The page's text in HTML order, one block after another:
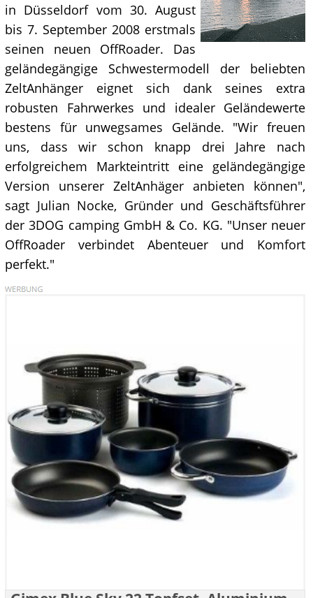
in Düsseldorf vom 30. August
bis 7. September 2008 erstmals
seinen neuen OffRoader. Das
geländegängige Schwestermodell der beliebten
ZeltAnhänger eignet sich dank seines extra
robusten Fahrwerkes und idealer Geländewerte
bestens für unwegsames Gelände. "Wir freuen
uns, dass wir schon knapp drei Jahre nach
erfolgreichem Markteintritt eine geländegängige
Version unserer ZeltAnhäger anbieten können",
sagt Julian Nocke, Gründer und Geschäftsführer
der 3DOG camping GmbH & Co. KG. "Unser neuer
OffRoader verbindet Abenteuer und Komfort
perfekt."